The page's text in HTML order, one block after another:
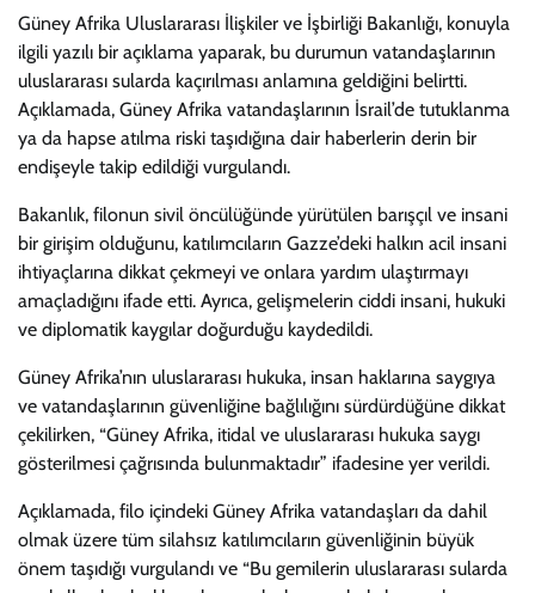
Güney Afrika Uluslararası İlişkiler ve İşbirliği Bakanlığı, konuyla
ilgili yazılı bir açıklama yaparak, bu durumun vatandaşlarının
uluslararası sularda kaçırılması anlamına geldiğini belirtti.
Açıklamada, Güney Afrika vatandaşlarının İsrail’de tutuklanma
ya da hapse atılma riski taşıdığına dair haberlerin derin bir
endişeyle takip edildiği vurgulandı.
Bakanlık, filonun sivil öncülüğünde yürütülen barışçıl ve insani
bir girişim olduğunu, katılımcıların Gazze’deki halkın acil insani
ihtiyaçlarına dikkat çekmeyi ve onlara yardım ulaştırmayı
amaçladığını ifade etti. Ayrıca, gelişmelerin ciddi insani, hukuki
ve diplomatik kaygılar doğurduğu kaydedildi.
Güney Afrika’nın uluslararası hukuka, insan haklarına saygıya
ve vatandaşlarının güvenliğine bağlılığını sürdürdüğüne dikkat
çekilirken, “Güney Afrika, itidal ve uluslararası hukuka saygı
gösterilmesi çağrısında bulunmaktadır” ifadesine yer verildi.
Açıklamada, filo içindeki Güney Afrika vatandaşları da dahil
olmak üzere tüm silahsız katılımcıların güvenliğinin büyük
önem taşıdığı vurgulandı ve “Bu gemilerin uluslararası sularda